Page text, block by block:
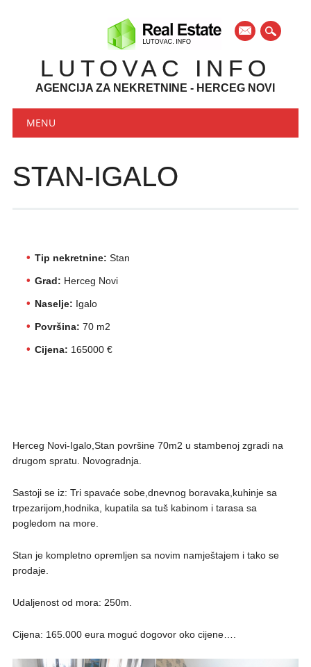
mail
LUTOVAC INFO
AGENCIJA ZA NEKRETNINE - HERCEG NOVI
Main menu
MENU
STAN-IGALO
Tip nekretnine: Stan
Grad: Herceg Novi
Naselje: Igalo
Površina: 70 m2
Cijena: 165000 €
Herceg Novi-Igalo,Stan površine 70m2 u stambenoj zgradi na
drugom spratu. Novogradnja.
Sastoji se iz: Tri spavaće sobe,dnevnog boravaka,kuhinje sa
trpezarijom,hodnika, kupatila sa tuš kabinom i tarasa sa
pogledom na more.
Stan je kompletno opremljen sa novim namještajem i tako se
prodaje.
Udaljenost od mora: 250m.
Cijena: 165.000 eura moguć dogovor oko cijene….